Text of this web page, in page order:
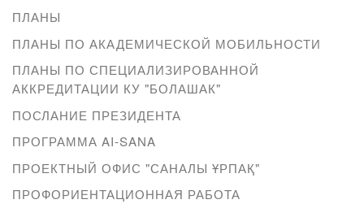
ПЛАНЫ
ПЛАНЫ ПО АКАДЕМИЧЕСКОЙ МОБИЛЬНОСТИ
ПЛАНЫ ПО СПЕЦИАЛИЗИРОВАННОЙ
АККРЕДИТАЦИИ КУ "БОЛАШАК"
ПОСЛАНИЕ ПРЕЗИДЕНТА
ПРОГРАММА AI-SANA
ПРОЕКТНЫЙ ОФИС "САНАЛЫ ҰРПАҚ"
ПРОФОРИЕНТАЦИОННАЯ РАБОТА